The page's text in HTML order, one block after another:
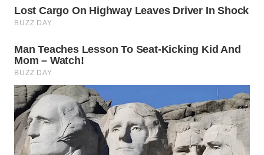
PURWAKARTA
PRIANGAN
TIMUR
WN
SEMARANG
WN
SOLO